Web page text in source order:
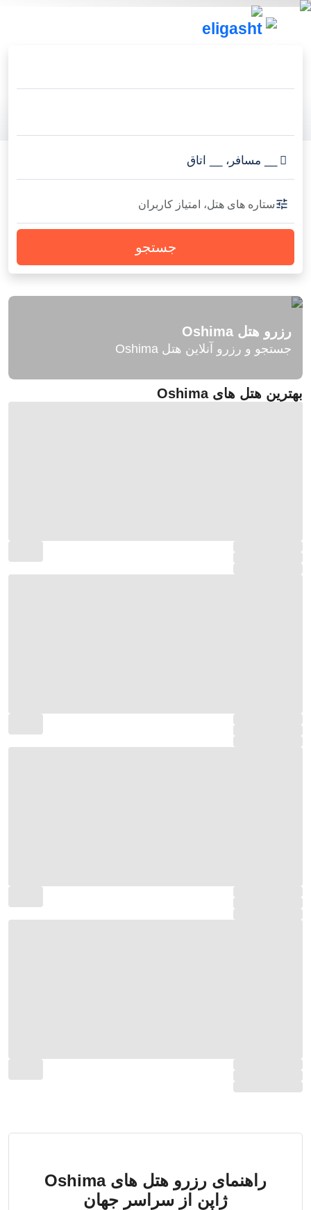
مسافر ، اتاق
ستاره های هتل، امتیاز کاربران
جستجو
رزرو هتل Oshima
جستجو و رزرو آنلاین هتل Oshima
بهترین هتل های Oshima
راهنمای رزرو هتل های Oshima
ژاپن از سراسر جهان